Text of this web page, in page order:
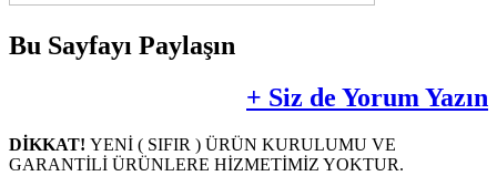
Bu Sayfayı Paylaşın
+ Siz de Yorum Yazın
DİKKAT! YENİ ( SIFIR ) ÜRÜN KURULUMU VE
GARANTİLİ ÜRÜNLERE HİZMETİMİZ YOKTUR.